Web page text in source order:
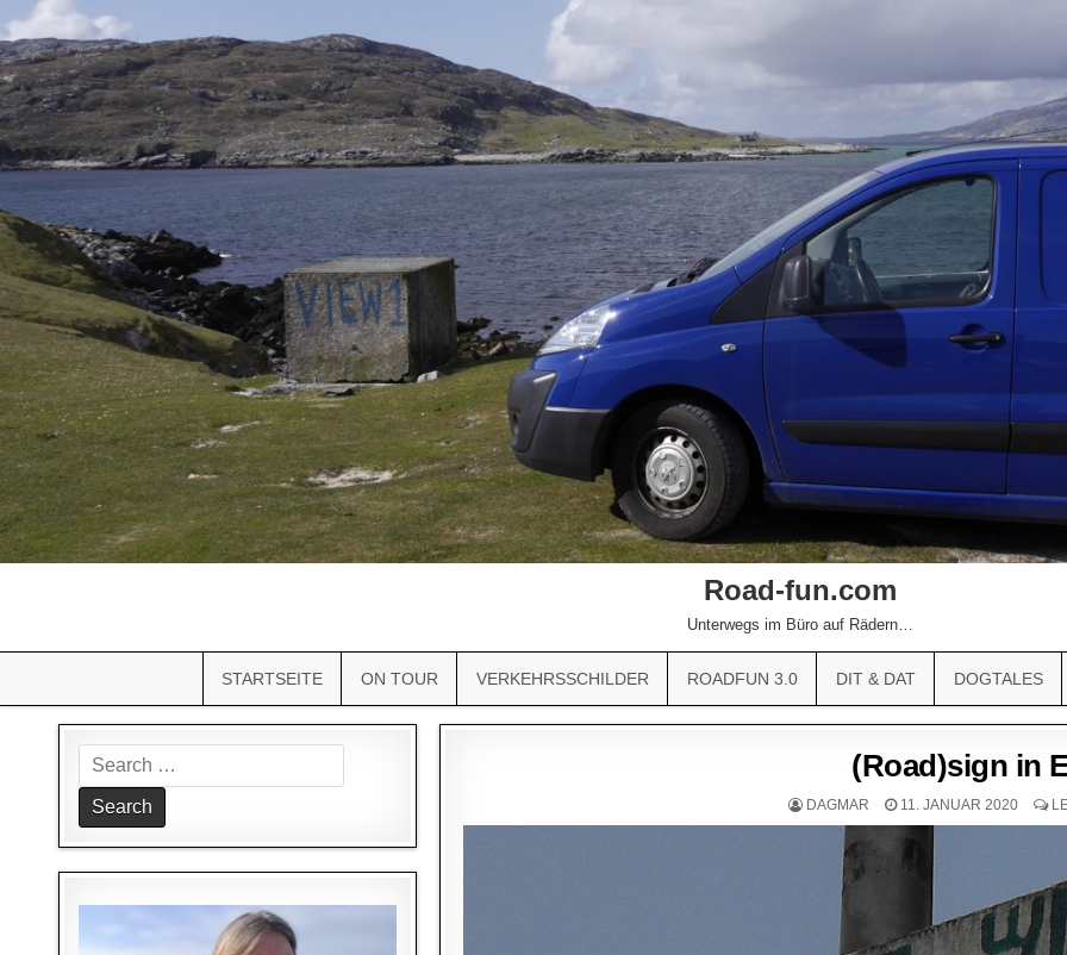
Road-fun.com
Unterwegs im Büro auf Rädern…
STARTSEITE ON TOUR VERKEHRSSCHILDER ROADFUN 3.0 DIT & DAT DOGTALES
(Road)sign in
DAGMAR 11. JANUAR 2020
Search
for: